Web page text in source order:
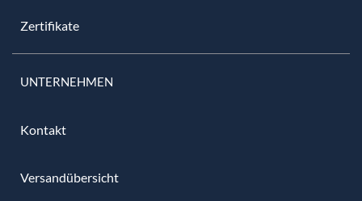
Zertifikate
UNTERNEHMEN
Kontakt
Versandübersicht